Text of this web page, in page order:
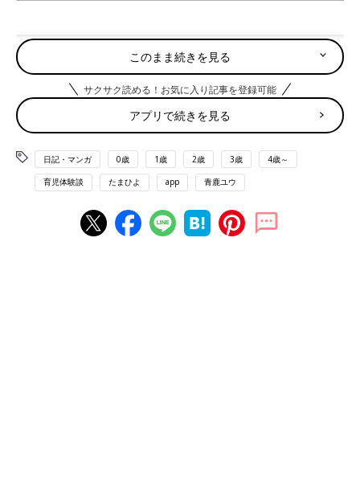
このまま続きを見る
サクサク読める！お気に入り記事を登録可能
アプリで続きを見る
日記・マンガ 0歳 1歳 2歳 3歳 4歳～
育児体験談 たまひよ app 青鹿ユウ